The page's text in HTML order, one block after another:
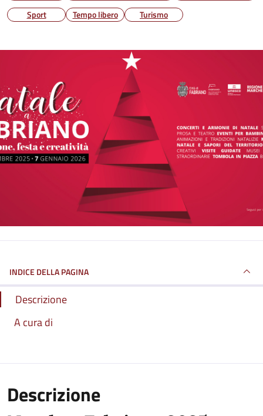
Sport
Tempo libero Turismo
INDICE DELLA PAGINA
Descrizione
A cura di
Descrizione